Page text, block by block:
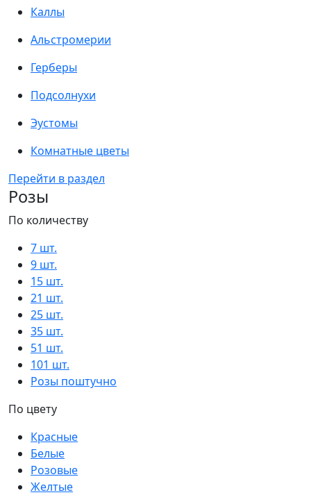
Каллы
Альстромерии
Герберы
Подсолнухи
Эустомы
Комнатные цветы
Перейти в раздел
Розы
По количеству
7 шт.
9 шт.
15 шт.
21 шт.
25 шт.
35 шт.
51 шт.
101 шт.
Розы поштучно
По цвету
Красные
Белые
Розовые
Желтые